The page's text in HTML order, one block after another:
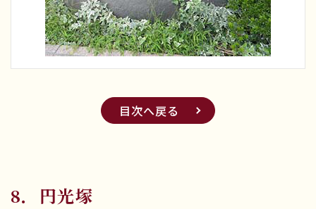
目次へ戻る
8．円光塚